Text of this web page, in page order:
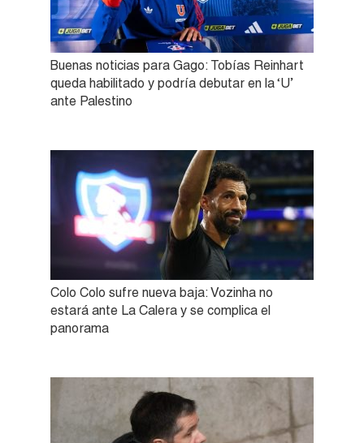
Buenas noticias para Gago: Tobías Reinhart
queda habilitado y podría debutar en la ‘U’
ante Palestino
Colo Colo sufre nueva baja: Vozinha no
estará ante La Calera y se complica el
panorama